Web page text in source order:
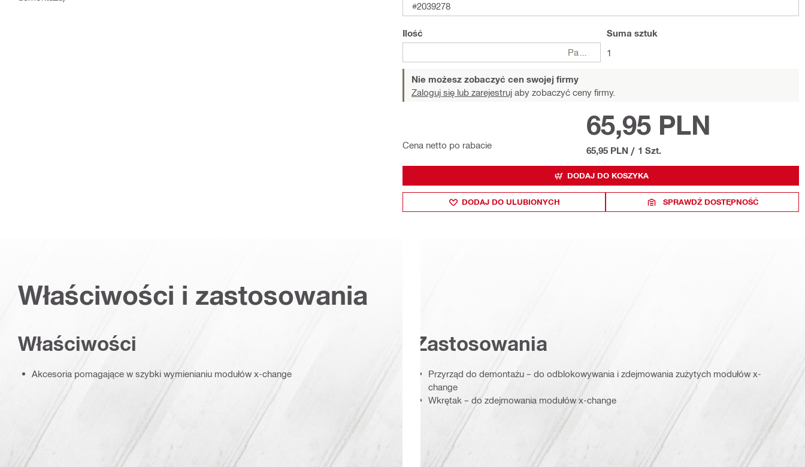
#2039278
Ilość
Suma sztuk
1
Nie możesz zobaczyć cen swojej firmy
Zaloguj się lub zarejestruj aby zobaczyć ceny firmy.
Cena netto po rabacie
65,95 PLN
65,95 PLN / 1 Szt.
DODAJ DO KOSZYKA
DODAJ DO ULUBIONYCH SPRAWDŹ DOSTĘPNOŚĆ
Właściwości i zastosowania
Właściwości
Akcesoria pomagające w szybki wymienianiu modułów x-change
Zastosowania
Przyrząd do demontażu – do odblokowywania i zdejmowania zużytych modułów x-
change
Wkrętak – do zdejmowania modułów x-change